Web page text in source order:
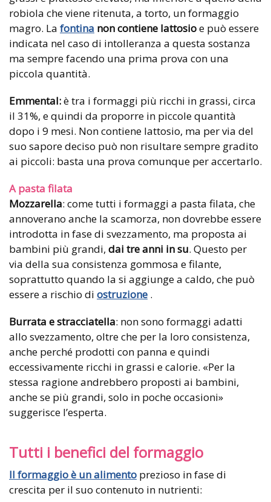
robiola che viene ritenuta, a torto, un formaggio
magro. La fontina non contiene lattosioe può essere
indicata nel caso di intolleranza a questa sostanza
ma sempre facendo una prima prova con una
piccola quantità.
Emmental:è tra i formaggi più ricchi in grassi, circa
il 31%, e quindi da proporre in piccole quantità
dopo i 9 mesi. Non contiene lattosio, ma per via del
suo sapore deciso può non risultare sempre gradito
ai piccoli: basta una prova comunque per accertarlo.
A pasta filata
Mozzarella: come tutti i formaggi a pasta filata, che
annoverano anche la scamorza, non dovrebbe essere
introdotta in fase di svezzamento, ma proposta ai
bambini più grandi, dai tre anni in su. Questo per
via della sua consistenza gommosa e filante,
soprattutto quando la si aggiunge a caldo, che può
essere a rischio di ostruzione .
Burrata e stracciatella: non sono formaggi adatti
allo svezzamento, oltre che per la loro consistenza,
anche perché prodotti con panna e quindi
eccessivamente ricchi in grassi e calorie. «Per la
stessa ragione andrebbero proposti ai bambini,
anche se più grandi, solo in poche occasioni»
suggerisce l’esperta.
Tutti i benefici del formaggio
Il formaggio è un alimento prezioso in fase di
crescita per il suo contenuto in nutrienti: